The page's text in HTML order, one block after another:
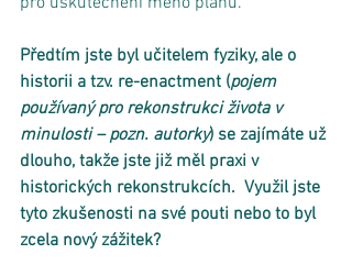
Předtím jste byl učitelem fyziky, ale o
historii a tzv. re-enactment (pojem
používaný pro rekonstrukci života v
minulosti – pozn. autorky) se zajímáte už
dlouho, takže jste již měl praxi v
historických rekonstrukcích.  Využil jste
tyto zkušenosti na své pouti nebo to byl
zcela nový zážitek?